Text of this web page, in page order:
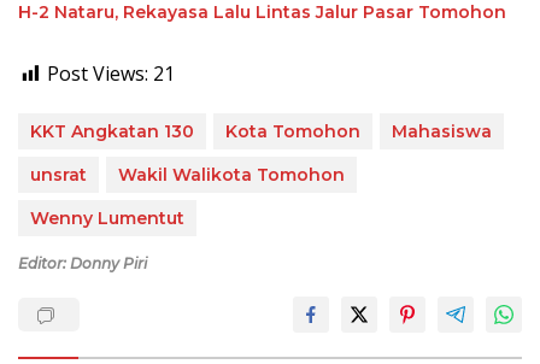
H-2 Nataru, Rekayasa Lalu Lintas Jalur Pasar Tomohon
Post Views: 21
KKT Angkatan 130 Kota Tomohon
Mahasiswa
unsrat
Wakil Walikota Tomohon
Wenny Lumentut
Editor: Donny Piri